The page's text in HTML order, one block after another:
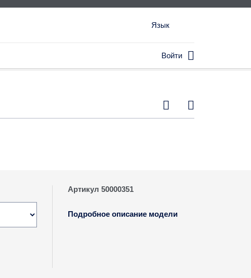
Язык
Войти 
 
Артикул 50000351
Подробное описание модели